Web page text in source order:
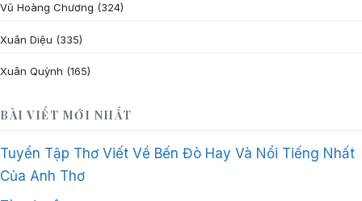
Vũ Hoàng Chương (324)
Xuân Diệu (335)
Xuân Quỳnh (165)
BÀI VIẾT MỚI NHẤT
Tuyển Tập Thơ Viết Về Bến Đò Hay Và Nổi Tiếng Nhất
Của Anh Thơ